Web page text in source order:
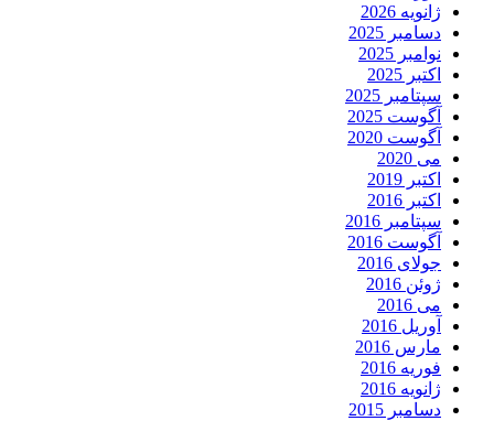
ژانویه 2026
دسامبر 2025
نوامبر 2025
اکتبر 2025
سپتامبر 2025
آگوست 2025
آگوست 2020
می 2020
اکتبر 2019
اکتبر 2016
سپتامبر 2016
آگوست 2016
جولای 2016
ژوئن 2016
می 2016
آوریل 2016
مارس 2016
فوریه 2016
ژانویه 2016
دسامبر 2015